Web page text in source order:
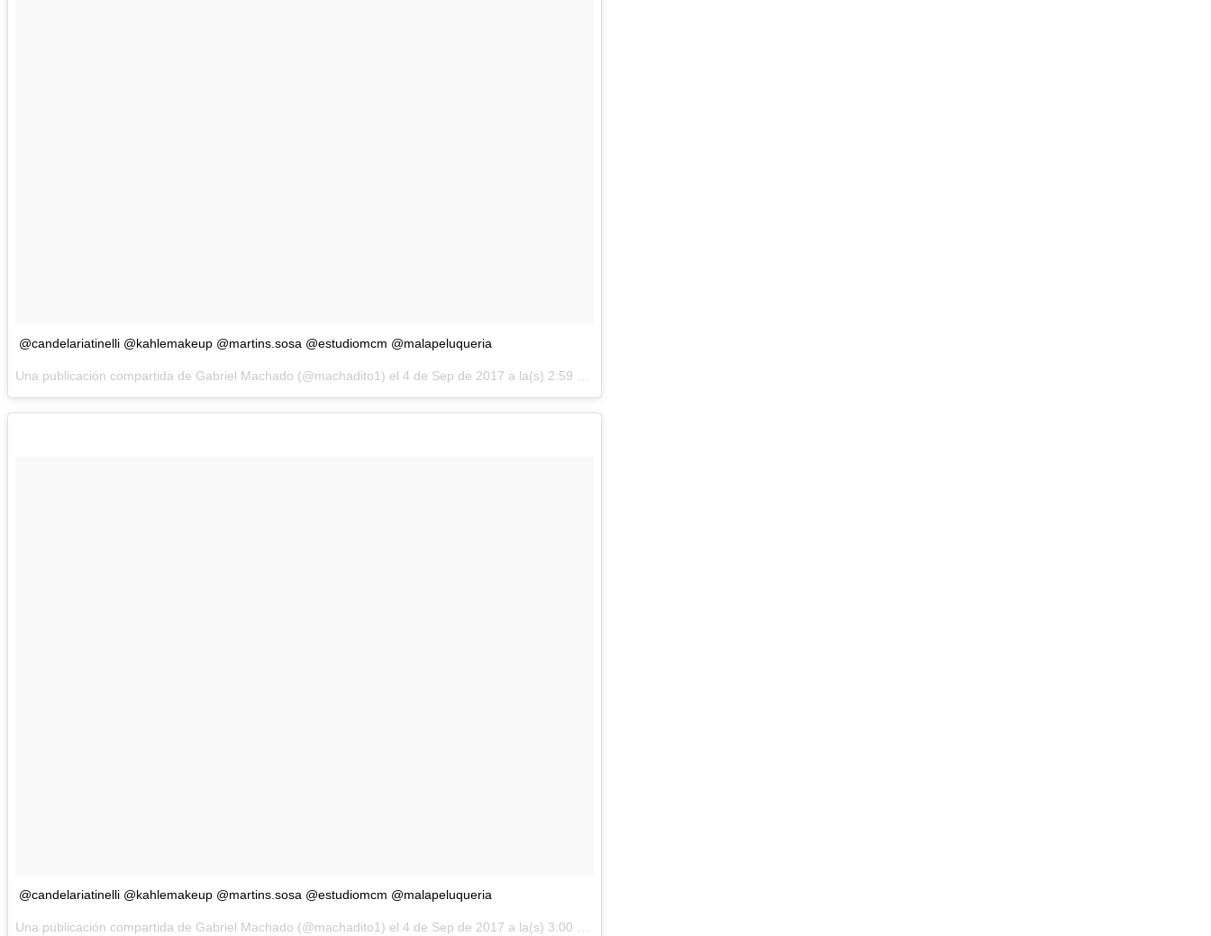
@candelariatinelli @kahlemakeup @martins.sosa @estudiomcm @malapeluqueria
Una publicación compartida de Gabriel Machado (@machadito1) el 4 de Sep de 2017 a la(s) 2:59 PDT
@candelariatinelli @kahlemakeup @martins.sosa @estudiomcm @malapeluqueria
Una publicación compartida de Gabriel Machado (@machadito1) el 4 de Sep de 2017 a la(s) 3:00 PDT